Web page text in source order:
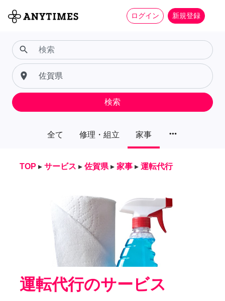
ログイン 新規登録
全て 修理・組立 家事 more_horiz
search
place
検索
TOP ▸ サービス ▸ 佐賀県 ▸ 家事 ▸ 運転代行
運転代行のサービス